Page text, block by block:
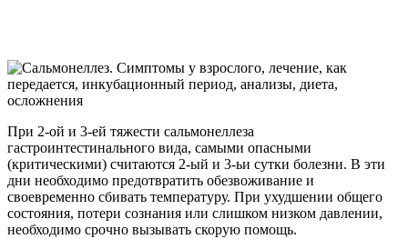
При 2-ой и 3-ей тяжести сальмонеллеза
гастроинтестинального вида, самыми опасными
(критическими) считаются 2-ый и 3-ьи сутки болезни. В эти
дни необходимо предотвратить обезвоживание и
своевременно сбивать температуру. При ухудшении общего
состояния, потери сознания или слишком низком давлении,
необходимо срочно вызывать скорую помощь.